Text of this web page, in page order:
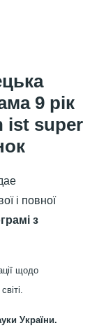
9 рік
ist super
i повної
з
щодо
України.